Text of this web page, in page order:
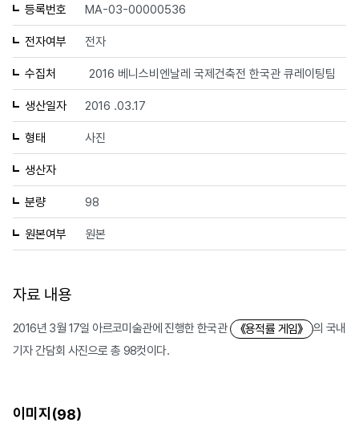
등록번호 MA-03-00000536
전자여부 전자
수집처 2016 베니스비엔날레 국제건축전 한국관 큐레이팅팀
생산일자 2016 .03.17
형태 사진
생산자
분량 98
원본여부 원본
자료 내용
2016년 3월 17일 아르코미술관에 진행한 한국관 《용적률 게임》
의 국내
기자 간담회 사진으로 총 98컷이다.
이미지(98)